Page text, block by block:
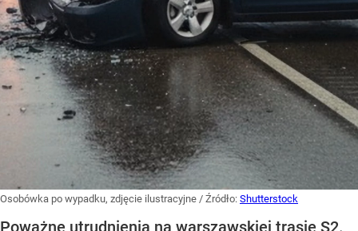
Osobówka po wypadku, zdjęcie ilustracyjne / Źródło: Shutterstock
Poważne utrudnienia na warszawskiej trasie S2.